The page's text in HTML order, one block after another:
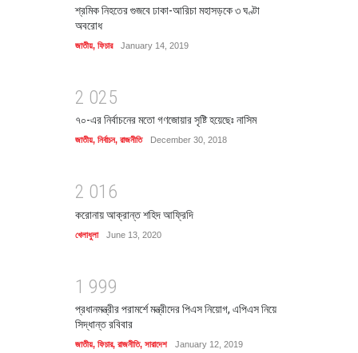
শ্রমিক নিহতের গুজবে ঢাকা-আরিচা মহাসড়কে ৩ ঘণ্টা
অবরোধ
জাতীয়, ফিচার January 14, 2019
2 025
৭০-এর নির্বাচনের মতো গণজোয়ার সৃষ্টি হয়েছেঃ নাসিম
জাতীয়, নির্বাচন, রাজনীতি December 30, 2018
2 01 6
করোনায় আক্রান্ত শহিদ আফ্রিদি
খেলাধুলা June 13, 2020
1 999
প্রধানমন্ত্রীর পরামর্শে মন্ত্রীদের পিএস নিয়োগ, এপিএস নিয়ে
সিদ্ধান্ত রবিবার
জাতীয়, ফিচার, রাজনীতি, সারাদেশ January 12, 2019